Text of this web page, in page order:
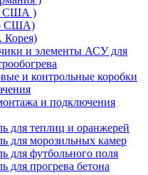
США )
США)
Корея)
и элементы АСУ для
и контрольные коробки
и подключения
для теплиц и оранжерей
для морозильных камер
для футбольного поля
для прогрева бетона